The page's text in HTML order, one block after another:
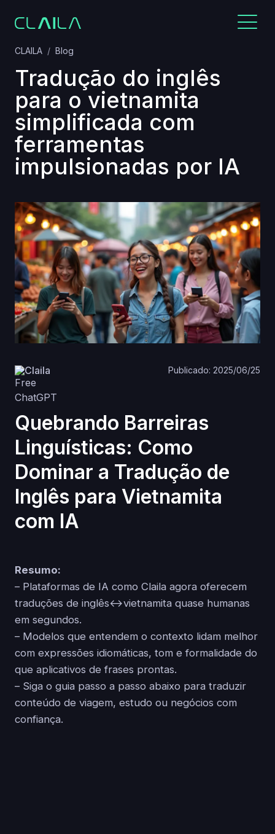
CLAILA Blog
Tradução do inglês
para o vietnamita
simplificada com
ferramentas
impulsionadas por IA
Claila Publicado: 2025/06/25
Quebrando Barreiras
Linguísticas: Como
Dominar a Tradução de
Inglês para Vietnamita
com IA
Resumo:
– Plataformas de IA como Claila agora oferecem
traduções de inglês↔vietnamita quase humanas
em segundos.
– Modelos que entendem o contexto lidam melhor
com expressões idiomáticas, tom e formalidade do
que aplicativos de frases prontas.
– Siga o guia passo a passo abaixo para traduzir
conteúdo de viagem, estudo ou negócios com
confiança.